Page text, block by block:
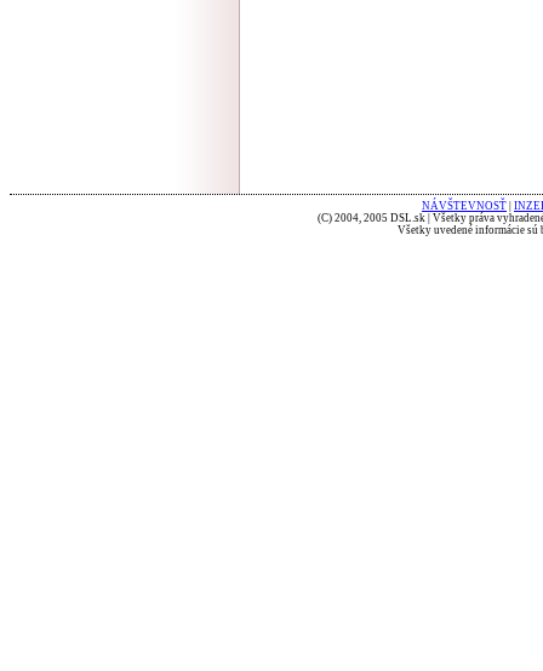
NÁVŠTEVNOSŤ
(C) 2004, 2005 DSL.sk | Všetky práva
Všetky uvedené informácie sú